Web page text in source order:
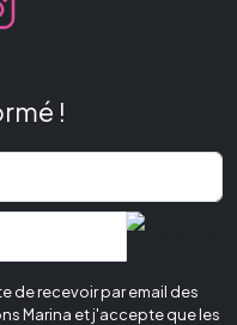
!
de recevoir par email des
Marina et j'accepte que les